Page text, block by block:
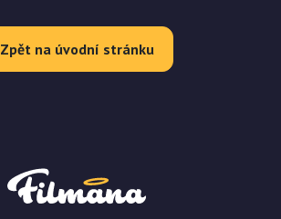
Zpět na úvodní stránku